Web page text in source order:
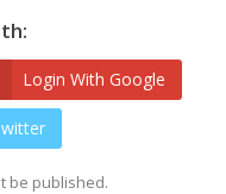
Login With Google
be published.